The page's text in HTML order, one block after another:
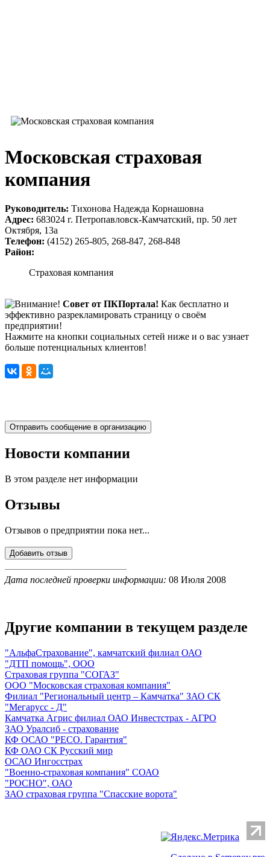
Московская страховая
компания
Руководитель: Тихонова Надежда Корнашовна
Адрес: 683024 г. Петропавловск-Камчатский, пр. 50 лет
Октября, 13а
Телефон: (4152) 265-805, 268-847, 268-848
Район:
Страховая компания
Совет от ПКПортала! Как бесплатно и
эффективно разрекламировать страницу о своём
предприятии!
Нажмите на кнопки социальных сетей ниже и о вас узнает
больше потенциальных клиентов!
Новости компании
В этом разделе нет информации
Отзывы
Отзывов о предприятии пока нет...
Дата последней проверки информации: 08 Июля 2008
Другие компании в текущем разделе
"АльфаСтрахование", камчатский филиал ОАО
"ДТП помощь", ООО
Страховая группа "СОГАЗ"
ООО "Московская страховая компания"
Филиал "Региональный центр – Камчатка" ЗАО СК
"Мегарусс - Д"
Камчатка Агрис филиал ОАО Инвестстрах - АГРО
ЗАО Уралсиб - страхование
КФ ОСАО "РЕСО. Гарантия"
КФ ОАО СК Русский мир
ОСАО Ингосстрах
"Военно-страховая компания" СОАО
"РОСНО", ОАО
ЗАО страховая группа "Спасские ворота"